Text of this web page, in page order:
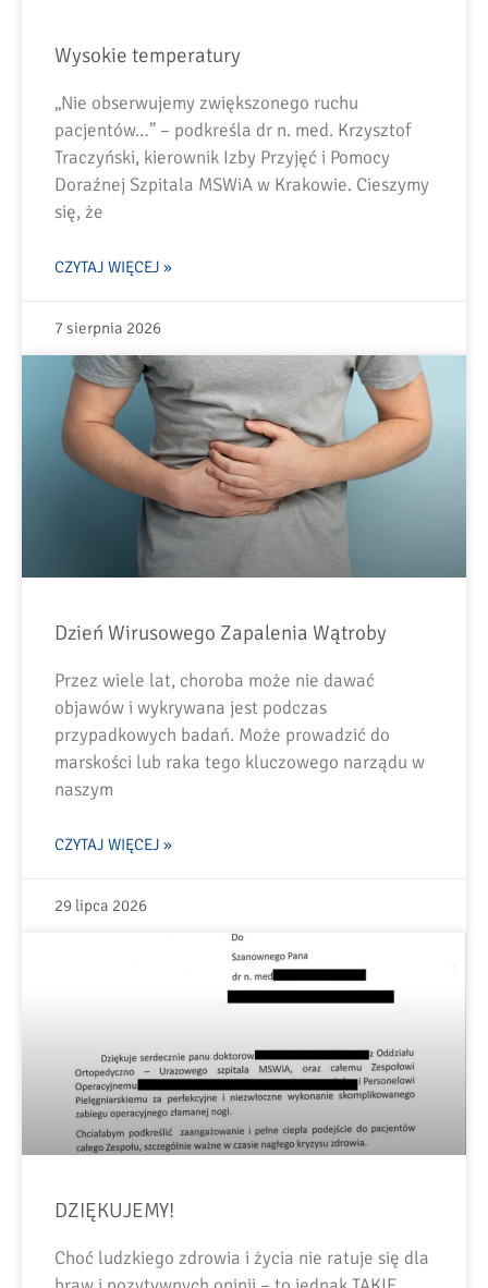
Wysokie temperatury
„Nie obserwujemy zwiększonego ruchu
pacjentów…” – podkreśla dr n. med. Krzysztof
Traczyński, kierownik Izby Przyjęć i Pomocy
Doraźnej Szpitala MSWiA w Krakowie. Cieszymy
się, że
CZYTAJ WIĘCEJ »
7 sierpnia 2026
Dzień Wirusowego Zapalenia Wątroby
Przez wiele lat, choroba może nie dawać
objawów i wykrywana jest podczas
przypadkowych badań. Może prowadzić do
marskości lub raka tego kluczowego narządu w
naszym
CZYTAJ WIĘCEJ »
29 lipca 2026
DZIĘKUJEMY!
Choć ludzkiego zdrowia i życia nie ratuje się dla